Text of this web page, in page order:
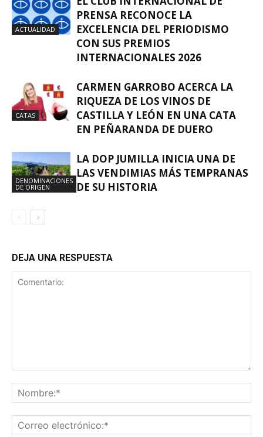
ACTUALIDAD
PRENSA RECONOCE LA
EXCELENCIA DEL PERIODISMO
CON SUS PREMIOS
INTERNACIONALES 2026
CATAS
CARMEN GARROBO ACERCA LA
RIQUEZA DE LOS VINOS DE
CASTILLA Y LEÓN EN UNA CATA
EN PEÑARANDA DE DUERO
DENOMINACIONES
DE ORIGEN
LA DOP JUMILLA INICIA UNA DE
LAS VENDIMIAS MÁS TEMPRANAS
DE SU HISTORIA
DEJA UNA RESPUESTA